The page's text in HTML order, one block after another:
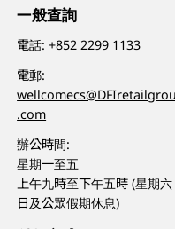
一般查詢
電話:+852 2299 1133
電郵:
.com
辦公時間:
星期一至五
上午九時至下午五時 (星期六
日及公眾假期休息)